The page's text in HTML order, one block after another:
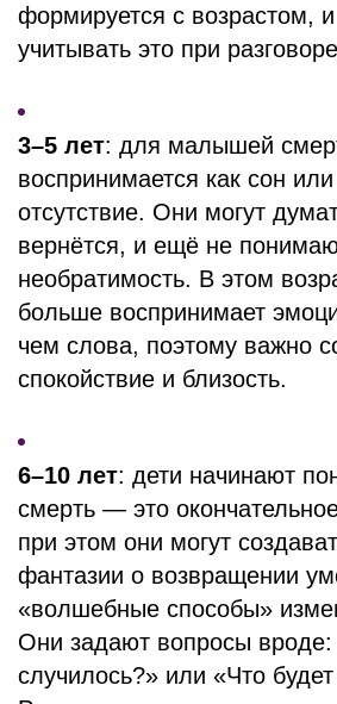
формируется с возрастом,
учитывать это при
3–5 лет: для малышей
воспринимается как сон
отсутствие. Они могут
вернётся, и ещё не
необратимость. В этом
больше воспринимает
чем слова, поэтому важно
спокойствие и близость.
6–10 лет: дети начинают
смерть — это
при этом они могут
фантазии о возвращении
«волшебные способы»
Они задают вопросы
случилось?» или «Что